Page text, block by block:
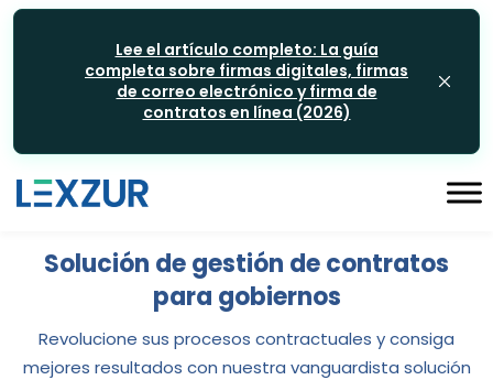
Lee el artículo completo: La guía
completa sobre firmas digitales, firmas
de correo electrónico y firma de
contratos en línea (2026)
Solución de gestión de contratos
para gobiernos
Revolucione sus procesos contractuales y consiga
mejores resultados con nuestra vanguardista solución